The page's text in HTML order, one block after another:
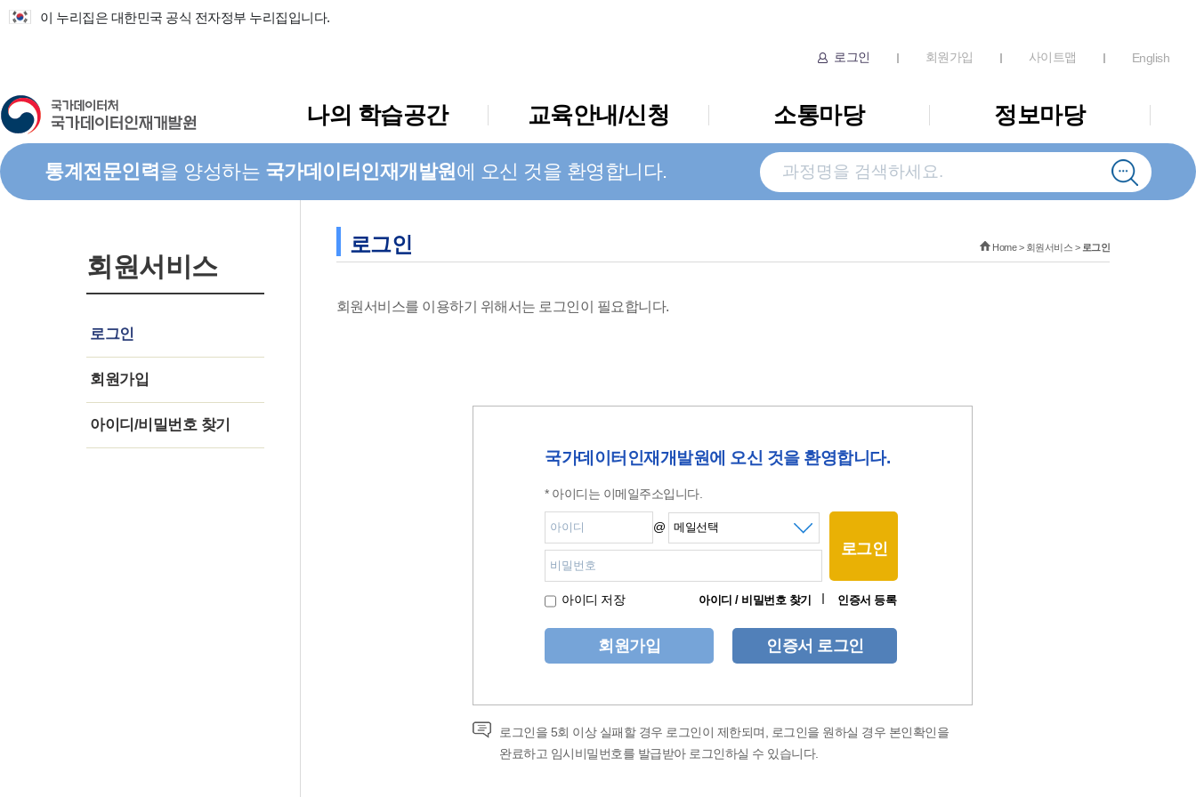
이 누리집은 대한민국 공식 전자정부 누리집입니다.
로그인 회원가입 사이트맵 English
나의 학습공간 교육안내/신청 소통마당 정보마당
통계전문인력 을 양성하는 국가데이터인재개발원에 오신 것을 환영합니다.
회원서비스
로그인
회원가입
아이디/비밀번호 찾기
로그인 Home> 회원서비스 > 로그인
회원서비스를 이용하기 위해서는 로그인이 필요합니다.
국가데이터인재개발원에 오신 것을 환영합니다.
* 아이디는 이메일주소입니다.
@
아이디 저장 아이디 / 비밀번호 찾기 인증서 등록
로그인
회원가입 인증서 로그인
로그인을 5회 이상 실패할 경우 로그인이 제한되며, 로그인을 원하실 경우 본인확인을
완료하고 임시비밀번호를 발급받아 로그인하실 수 있습니다.